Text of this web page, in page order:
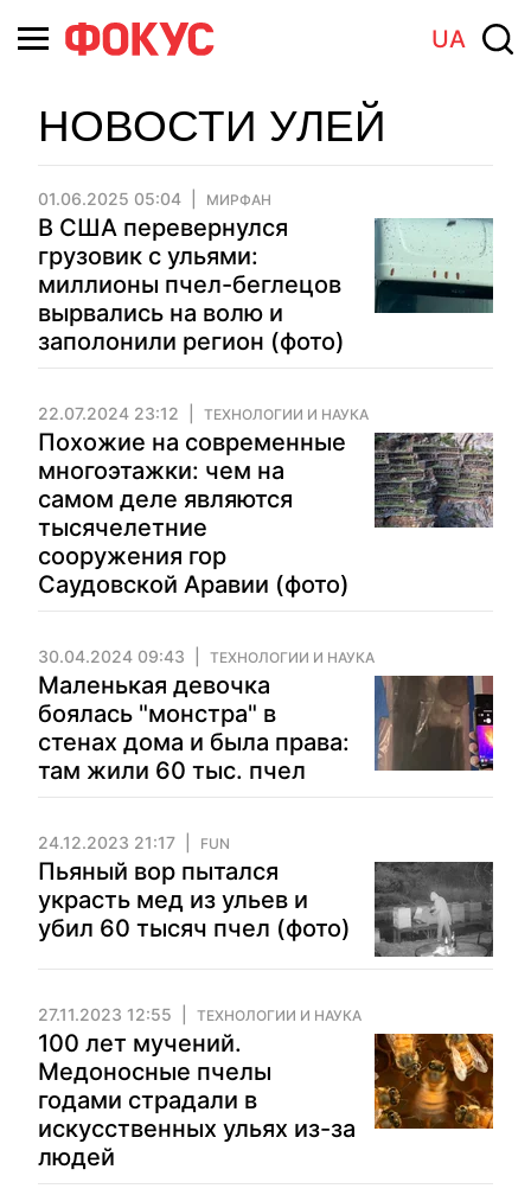
UA
НОВОСТИ УЛЕЙ
01.06.2025 05:04 МИРФАН
В США перевернулся
грузовик с ульями:
миллионы пчел-беглецов
вырвались на волю и
заполонили регион (фото)
22.07.2024 23:12 ТЕХНОЛОГИИ И НАУКА
Похожие на современные
многоэтажки: чем на
самом деле являются
тысячелетние
сооружения гор
Саудовской Аравии (фото)
30.04.2024 09:43 ТЕХНОЛОГИИ И НАУКА
Маленькая девочка
боялась "монстра" в
стенах дома и была права:
там жили 60 тыс. пчел
24.12.2023 21:17 FUN
Пьяный вор пытался
украсть мед из ульев и
убил 60 тысяч пчел (фото)
27.11.2023 12:55 ТЕХНОЛОГИИ И НАУКА
100 лет мучений.
Медоносные пчелы
годами страдали в
искусственных ульях из-за
людей